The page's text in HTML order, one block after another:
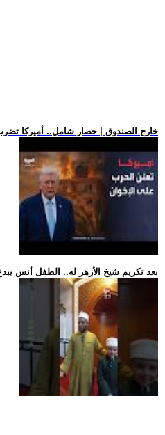
.. خارج الصندوق | حصار شامل.. أميركا
.. بعد تكريم شيخ الأزهر له.. الطفل أنس